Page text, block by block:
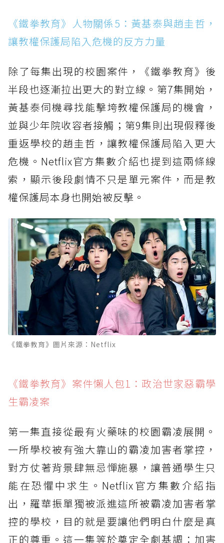
《鐵拳教育》人物關係5：黃基泰與趙圭哲，
讓教權保護局陷入危機的反方力量
除了每集出現的校園案件，《鐵拳教育》後
半段也逐漸拉出更大的對立線。第7集開始，
黃基泰伺機尋找能擊垮教權保護局的機會，
並與少年院收容者接觸；第9集則出現假釋後
重返學校的趙圭哲，讓教權保護局陷入更大
危機。Netflix官方集數介紹也提到這兩條線
索，顯示後段劇情不只是單元案件，而是教
權保護局本身也開始被反擊。
《鐵拳教育》圖片來源：Netflix
《鐵拳教育》案件懶人包1：政治世家惡霸學
生霸凌案
第一集直接從最有火藥味的校園霸凌展開。
一所學校被有強大靠山的霸凌加害者掌控，
對方仗著背景肆無忌憚施暴，讓普通學生只
能在恐懼中求生。Netflix官方集數介紹指
出，羅華振單獨被派進這所被霸凌加害者掌
控的學校，目的就是要讓他們明白什麼是真
正的尊重。這一集等於奠定全劇基調：加害